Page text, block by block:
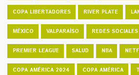
COPA LIBERTADORES RIVER PLATE
MÉXICO VALPARAÍSO REDES SOCIALES
PREMIER LEAGUE SALUD NBA
COPA AMÉRICA 2024 COPA AMÉRICA